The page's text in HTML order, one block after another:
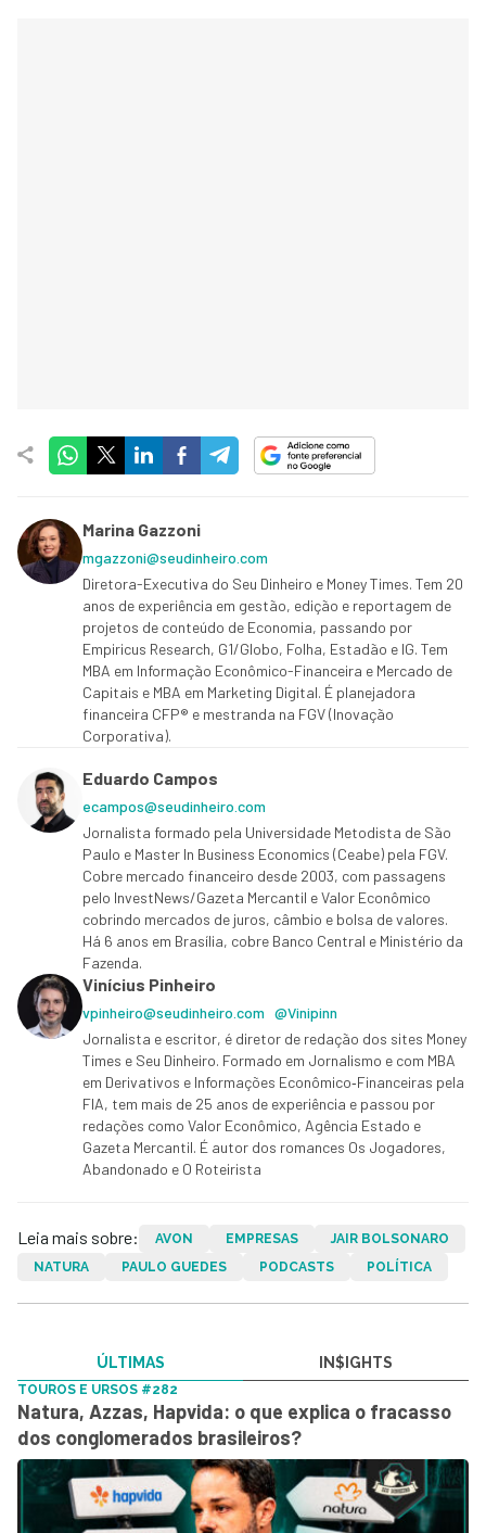
Marina Gazzoni
mgazzoni@seudinheiro.com
Diretora-Executiva do Seu Dinheiro e Money Times. Tem 20
anos de experiência em gestão, edição e reportagem de
projetos de conteúdo de Economia, passando por
Empiricus Research, G1/Globo, Folha, Estadão e IG. Tem
MBA em Informação Econômico-Financeira e Mercado de
Capitais e MBA em Marketing Digital. É planejadora
financeira CFP® e mestranda na FGV (Inovação
Corporativa).
Eduardo Campos
ecampos@seudinheiro.com
Jornalista formado pela Universidade Metodista de São
Paulo e Master In Business Economics (Ceabe) pela FGV.
Cobre mercado financeiro desde 2003, com passagens
pelo InvestNews/Gazeta Mercantil e Valor Econômico
cobrindo mercados de juros, câmbio e bolsa de valores.
Há 6 anos em Brasília, cobre Banco Central e Ministério da
Fazenda.
Vinícius Pinheiro
vpinheiro@seudinheiro.com @Vinipinn
Jornalista e escritor, é diretor de redação dos sites Money
Times e Seu Dinheiro. Formado em Jornalismo e com MBA
em Derivativos e Informações Econômico‑Financeiras pela
FIA, tem mais de 25 anos de experiência e passou por
redações como Valor Econômico, Agência Estado e
Gazeta Mercantil. É autor dos romances Os Jogadores,
Abandonado e O Roteirista
Leia mais sobre: AVON EMPRESAS
JAIR BOLSONARO
NATURA
PAULO GUEDES PODCASTS POLÍTICA
ÚLTIMAS IN$IGHTS
TOUROS E URSOS #282
Natura, Azzas, Hapvida: o que explica o fracasso
dos conglomerados brasileiros?